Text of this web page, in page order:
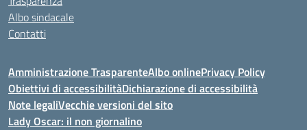
Albo sindacale
Contatti
Amministrazione TrasparenteAlbo onlinePrivacy Policy
Obiettivi di accessibilitàDichiarazione di accessibilità
Note legaliVecchie versioni del sito
Lady Oscar: il non giornalino